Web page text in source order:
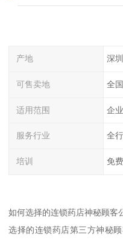
产地 深圳
可售卖地 全国
适用范围 企
服务行业 全
培训 免费
如何选择的连锁药店神秘顾客
选择的连锁药店第三方神秘